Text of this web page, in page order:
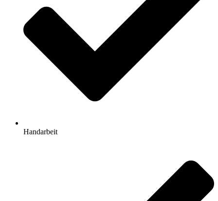
Handarbeit